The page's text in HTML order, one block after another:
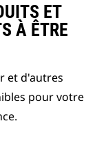
ET
À ÊTRE
et d'autres
pour votre